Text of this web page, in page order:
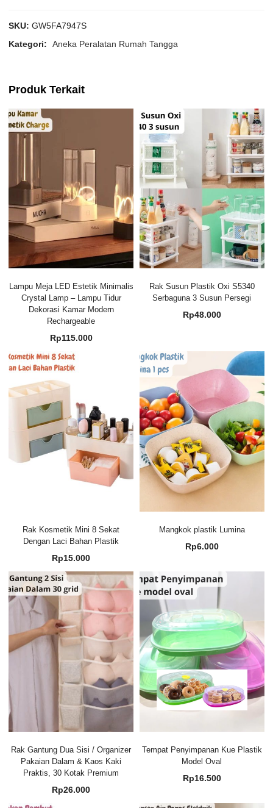
SKU:GW5FA7947S
Kategori:
Aneka Peralatan Rumah Tangga
Produk Terkait
Lampu Meja LED Estetik Minimalis
Crystal Lamp – Lampu Tidur
Dekorasi Kamar Modern
Rechargeable
Rp115.000
Rak Susun Plastik Oxi S5340
Serbaguna 3 Susun Persegi
Rp48.000
Rak Kosmetik Mini 8 Sekat
Dengan Laci Bahan Plastik
Rp15.000
Mangkok plastik Lumina
Rp6.000
Rak Gantung Dua Sisi / Organizer
Pakaian Dalam & Kaos Kaki
Praktis, 30 Kotak Premium
Rp26.000
Tempat Penyimpanan Kue Plastik
Model Oval
Rp16.500